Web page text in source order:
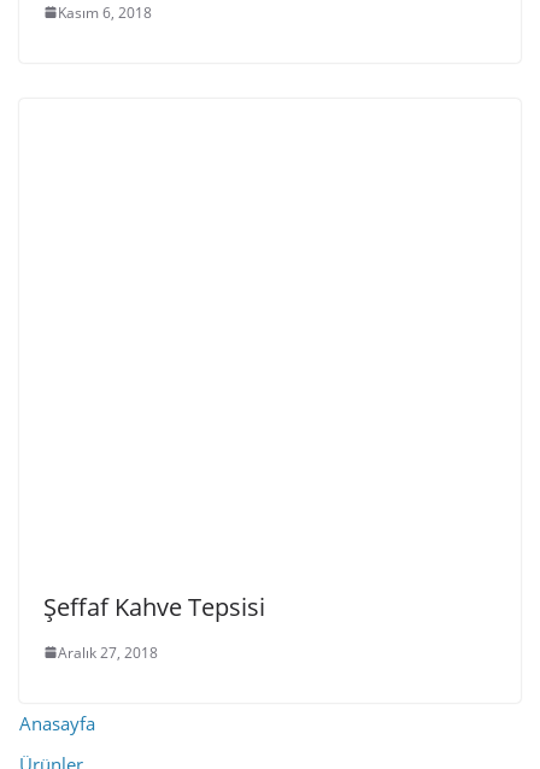
Kasım 6, 2018
Şeffaf Kahve Tepsisi
Aralık 27, 2018
Anasayfa
Ürünler